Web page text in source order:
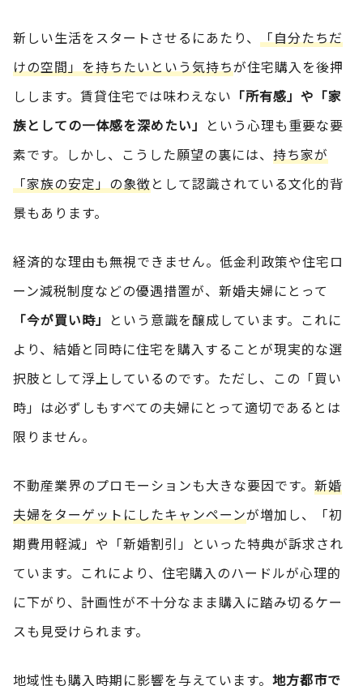
新しい生活をスタートさせるにあたり、
「自分たちだ
けの空間」を持ちたいという気持ちが住宅購入を後押
しします。賃貸住宅では味わえない 「所有感」や「家
族としての一体感を深めたい」 という心理も重要な要
素です。しかし、こうした願望の裏には、 持ち家が
「家族の安定」の象徴として認識されている文化的背
景もあります。
経済的な理由も無視できません。低金利政策や住宅ロ
ーン減税制度などの優遇措置が、新婚夫婦にとって
「今が買い時」 という意識を醸成しています。これに
より、結婚と同時に住宅を購入することが現実的な選
択肢として浮上しているのです。ただし、この「買い
時」は必ずしもすべての夫婦にとって適切であるとは
限りません。
不動産業界のプロモーションも大きな要因です。 新婚
夫婦をターゲットにしたキャンペーンが増加し、「初
期費用軽減」や「新婚割引」といった特典が訴求され
ています。これにより、住宅購入のハードルが心理的
に下がり、計画性が不十分なまま購入に踏み切るケー
スも見受けられます。
地域性も購入時期に影響を与えています。 地方都市で